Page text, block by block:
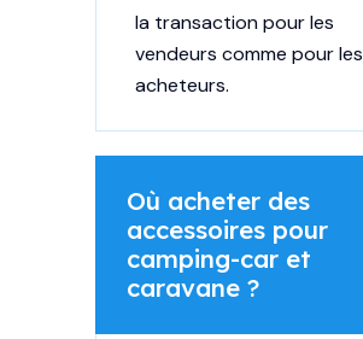
la transaction pour les
vendeurs comme pour les
acheteurs.
Où acheter des
accessoires pour
camping-car et
caravane ?